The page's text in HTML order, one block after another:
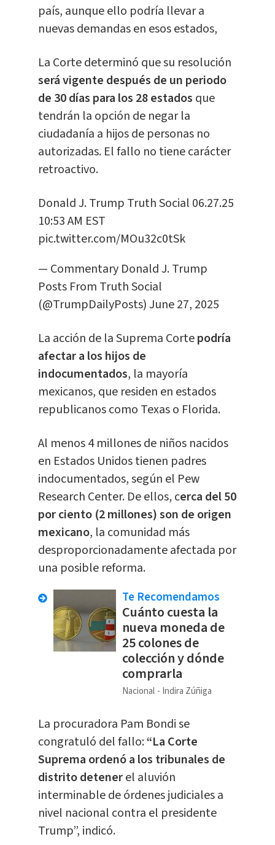
país, aunque ello podría llevar a
nuevas demandas en esos estados,
La Corte determinó que su resolución
será vigente después de un periodo
de 30 días para los 28 estados que
tendrán la opción de negar la
ciudadanía a hijos de personas no
autorizadas. El fallo no tiene carácter
retroactivo.
Donald J. Trump Truth Social 06.27.25
10:53 AM EST
pic.twitter.com/MOu32c0tSk
— Commentary Donald J. Trump
Posts From Truth Social
(@TrumpDailyPosts)June 27, 2025
La acción de la Suprema Cortepodría
afectar a los hijos de
indocumentados, la mayoría
mexicanos, que residen en estados
republicanos como Texas o Florida.
Al menos 4 millones de niños nacidos
en Estados Unidos tienen padres
indocumentados, según el Pew
Research Center. De ellos, cerca del 50
por ciento (2 millones) son de origen
mexicano, la comunidad más
desproporcionadamente afectada por
una posible reforma.
Te Recomendamos
Cuánto cuesta la
nueva moneda de
25 colones de
colección y dónde
comprarla
Nacional Indira Zúñiga
La procuradora Pam Bondi se
congratuló del fallo:“La Corte
Suprema ordenó a los tribunales de
distrito detenerel aluvión
interminable de órdenes judiciales a
nivel nacional contra el presidente
Trump”, indicó.